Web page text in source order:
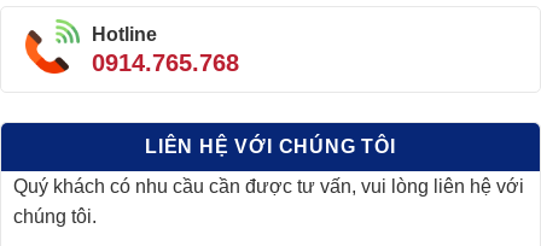
Hotline
0914.765.768
LIÊN HỆ VỚI CHÚNG TÔI
Quý khách có nhu cầu cần được tư vấn, vui lòng liên hệ với
chúng tôi.